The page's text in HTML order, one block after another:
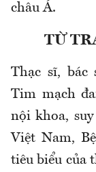
châu Á.
TỪ
Thạc sĩ, bác
Tim mạch
nội khoa,
Việt Nam,
tiêu biểu của